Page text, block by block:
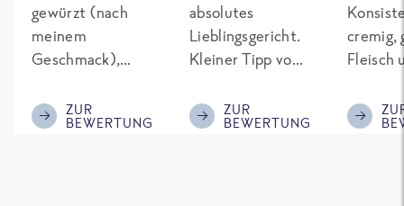
gewürzt (nach
meinem
Geschmack),
Menge für den
'großen Hunger',
ZUR
BEWERTUNG
absolutes
Lieblingsgericht.
Kleiner Tipp von
kleinen Schuss an
Sojasoße mit
ZUR
BEWERTUNG
cremig,
Fleisch
wir auf